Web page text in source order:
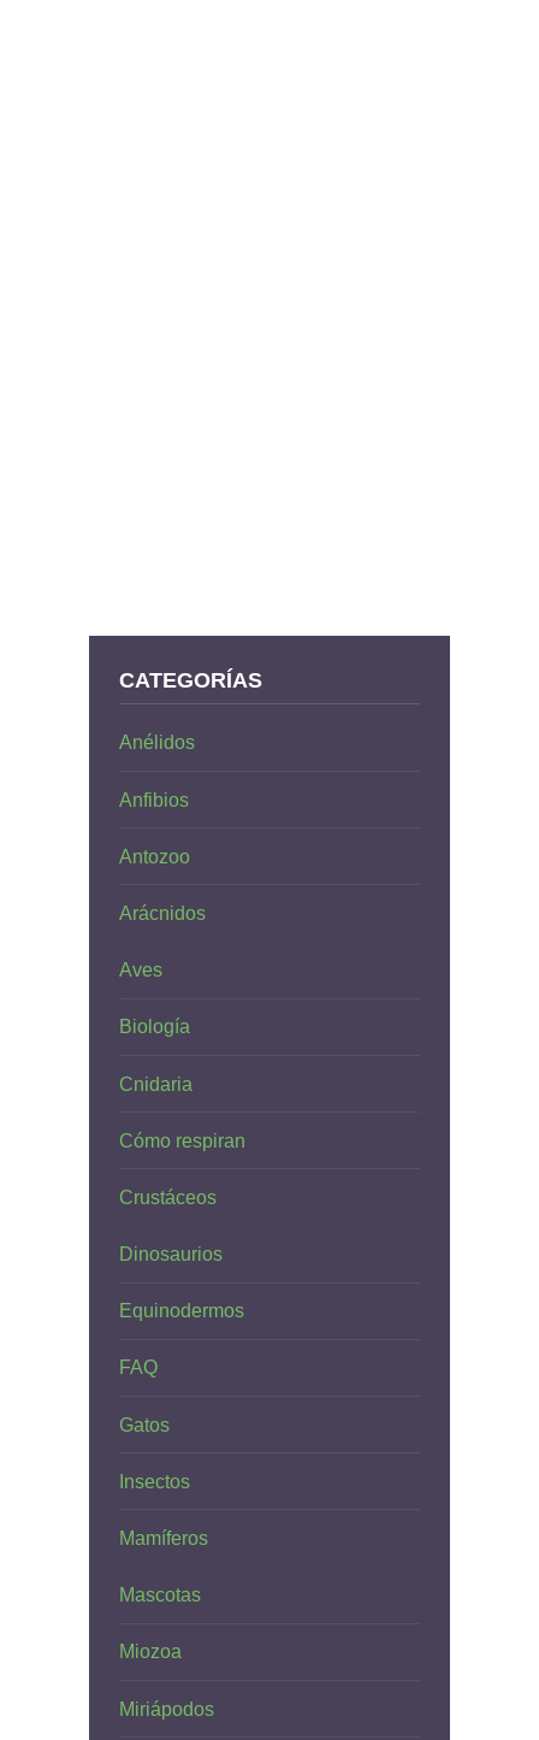
CATEGORÍAS
Anélidos
Anfibios
Antozoo
Arácnidos
Aves
Biología
Cnidaria
Cómo respiran
Crustáceos
Dinosaurios
Equinodermos
FAQ
Gatos
Insectos
Mamíferos
Mascotas
Miozoa
Miriápodos